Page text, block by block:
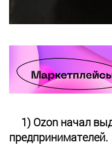
1) Ozon начал
предпринимателей.